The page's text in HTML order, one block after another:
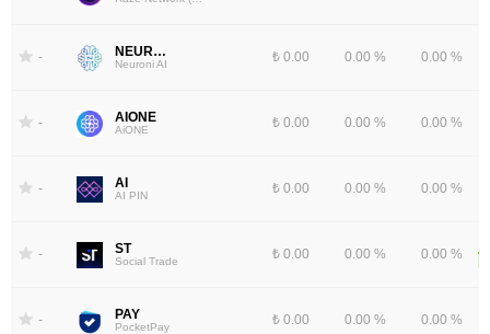
- NEURONI
Neuroni AI ₺ 0.00 0.00 % 0.00 %
- AIONE
AiONE ₺ 0.00 0.00 % 0.00 %
- AI
AI PIN ₺ 0.00 0.00 % 0.00 %
- ST
Social Trade ₺ 0.00 0.00 % 0.00 %
- PAY
PocketPay ₺ 0.00 0.00 % 0.00 %